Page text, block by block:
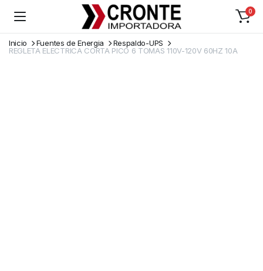
0
Inicio Fuentes de Energia
Respaldo-UPS
REGLETA ELECTRICA CORTA PICO 6 TOMAS 110V-120V 60HZ 10A